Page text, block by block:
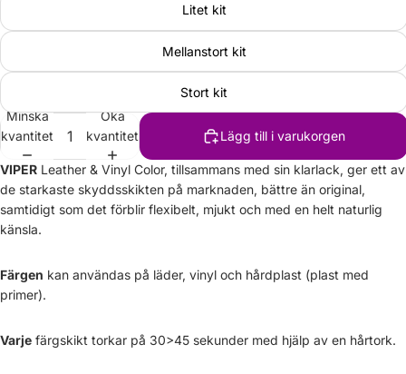
Litet kit
Mellanstort kit
Stort kit
Minska
kvantitet
Öka
kvantitet
Lägg till i varukorgen
VIPER Leather & Vinyl Color, tillsammans med sin klarlack, ger ett av
de starkaste skyddsskikten på marknaden, bättre än original,
samtidigt som det förblir flexibelt, mjukt och med en helt naturlig
känsla.
Färgen kan användas på läder, vinyl och hårdplast (plast med
primer).
Varje färgskikt torkar på 30>45 sekunder med hjälp av en hårtork.